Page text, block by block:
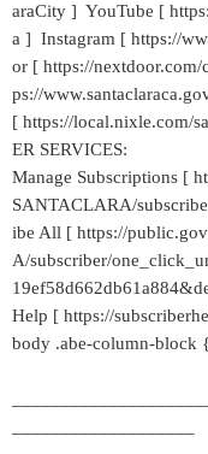
araCity ] YouTube [
a ] Instagram [ https://
or [ https://
ps://
[ https://local.nixle.com/
ER SERVICES:
Manage Subscriptions [
SANTACLARA/
ibe All [ https://
A/subscriber/
Help [ https://
body .abe-column-block